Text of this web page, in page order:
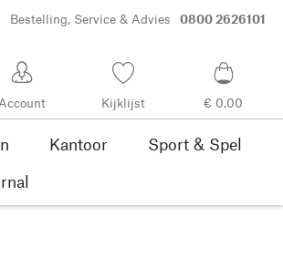
Bestelling, Service & Advies 0800 2626101
Account Kijklijst € 0,00
Kantoor
Sport & Spel